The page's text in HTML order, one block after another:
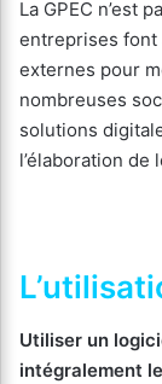
La GPEC n’est
entreprises font
externes pour
nombreuses
solutions
l’élaboration de
Utiliser un
intégralement